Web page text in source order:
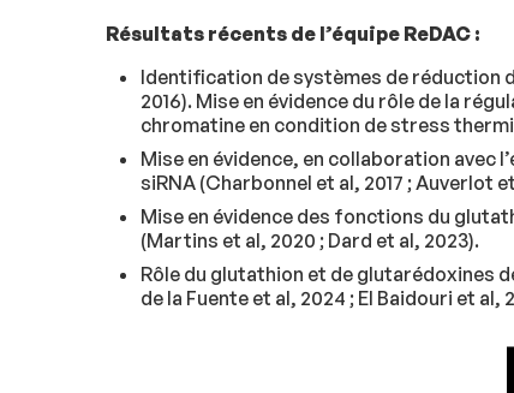
Résultats récents de l’équipe ReDAC :
Identification de systèmes de réduction
2016). Mise en évidence du rôle de la
chromatine en condition de stress
Mise en évidence, en collaboration avec
siRNA (Charbonnel et al, 2017 ; Auverlot
Mise en évidence des fonctions du
(Martins et al, 2020 ; Dard et al, 2023).
Rôle du glutathion et de glutarédoxines
de la Fuente et al, 2024 ; El Baidouri et al,